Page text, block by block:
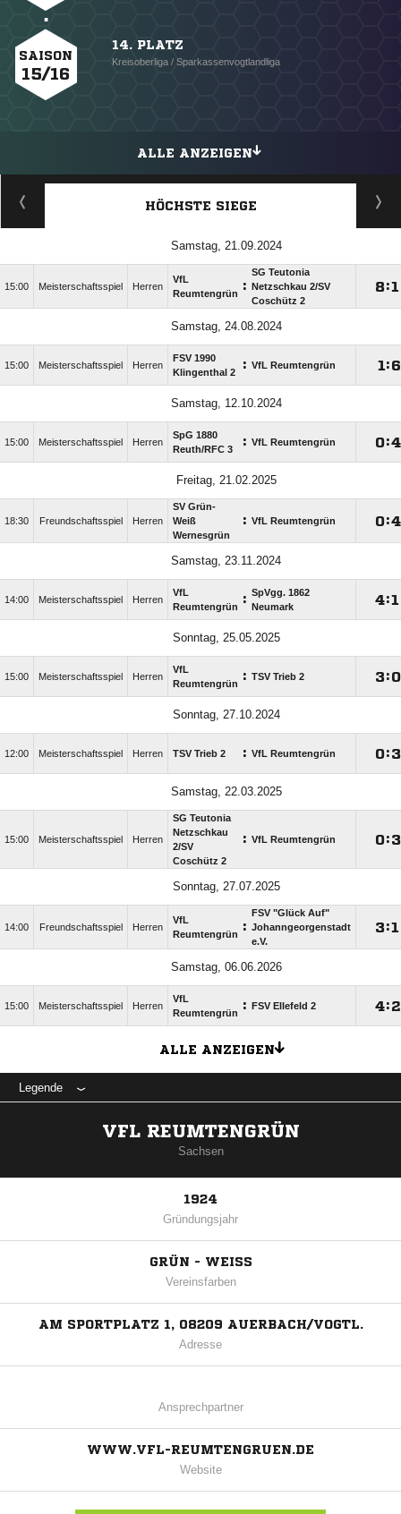
SAISON
15/16
14. PLATZ
Kreisoberliga / Sparkassenvogtlandliga
ALLE ANZEIGEN
HÖCHSTE SIEGE
Samstag, 21.09.2024
15:00 Meisterschaftsspiel Herren
VfL
Reumtengrün :
SG Teutonia
Netzschkau 2/​SV
Coschütz 2
:
Samstag, 24.08.2024
15:00 Meisterschaftsspiel Herren
FSV 1990
Klingenthal 2
: VfL Reumtengrün :
Samstag, 12.10.2024
15:00 Meisterschaftsspiel Herren
SpG 1880
Reuth/​RFC 3
: VfL Reumtengrün :
Freitag, 21.02.2025
18:30 Freundschaftsspiel Herren
SV Grün-
Weiß
Wernesgrün
: VfL Reumtengrün :
Samstag, 23.11.2024
14:00 Meisterschaftsspiel Herren
VfL
Reumtengrün : SpVgg. 1862
Neumark
:
Sonntag, 25.05.2025
15:00 Meisterschaftsspiel Herren
VfL
Reumtengrün : TSV Trieb 2 :
Sonntag, 27.10.2024
12:00 Meisterschaftsspiel Herren TSV Trieb 2 : VfL Reumtengrün :
Samstag, 22.03.2025
15:00 Meisterschaftsspiel Herren
SG Teutonia
Netzschkau
2/​SV
Coschütz 2
: VfL Reumtengrün :
Sonntag, 27.07.2025
14:00 Freundschaftsspiel Herren
VfL
Reumtengrün :
FSV "Glück Auf"
Johanngeorgenstadt
e.V.
:
Samstag, 06.06.2026
15:00 Meisterschaftsspiel Herren
VfL
Reumtengrün : FSV Ellefeld 2 :
ALLE ANZEIGEN
Legende
VFL REUMTENGRÜN
Sachsen
1924
Gründungsjahr
GRÜN - WEISS
Vereinsfarben
AM SPORTPLATZ 1, 08209 AUERBACH/VOGTL.
Adresse
Ansprechpartner
WWW.VFL-REUMTENGRUEN.DE
Website